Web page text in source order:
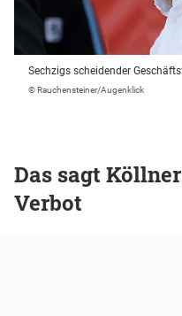
Sechzigs scheidender
© Rauchensteiner/Augenklick
Das sagt
Verbot